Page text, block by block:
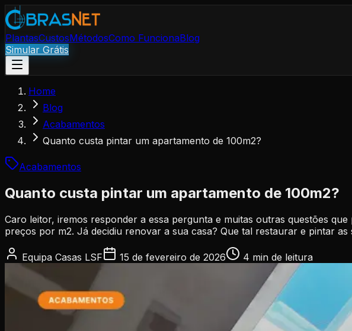
PlantasCustosMétodosComo FuncionaBlog
Simular Grátis
Home
Blog
Acabamentos
Quanto custa pintar um apartamento de 100m2?
Acabamentos
Quanto custa pintar um apartamento de 100m2?
Caro leitor, iremos responder a essa pergunta e muitas outras questões
preços por m2. Já decidiu renovar a sua casa? Que tal restaurar e pintar
Equipa Casas LSF 15 de fevereiro de 2026 4 min de leitura